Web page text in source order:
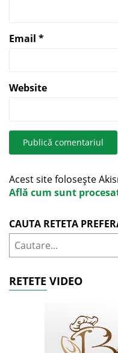
Email *
Website
Acest site folosește
Află cum sunt
CAUTA RETETA
RETETE VIDEO